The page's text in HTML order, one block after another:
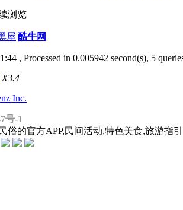
浏览
屋|酷牛网
, Processed in 0.005942 second(s), 5
X3.4
Inc.
号-1
俗的官方APP,民间活动,特色美食,旅游